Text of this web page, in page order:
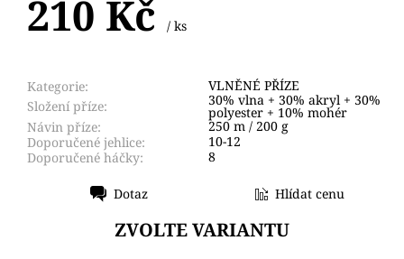
210 Kč / ks
Kategorie:
VLNĚNÉ PŘÍZE
Složení příze:
30% vlna + 30% akryl + 30%
polyester + 10% mohér
Návin příze:
250 m / 200 g
Doporučené jehlice:
10-12
Doporučené háčky:
8
Dotaz Hlídat cenu
ZVOLTE VARIANTU